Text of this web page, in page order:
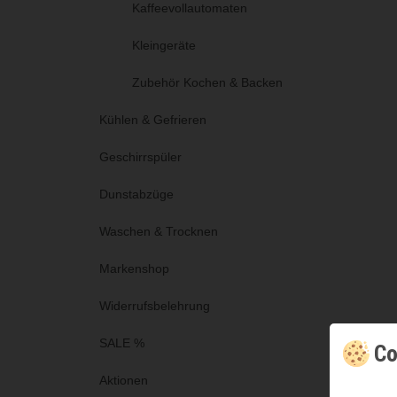
Kaffeevollautomaten
Kleingeräte
Zubehör Kochen & Backen
Kühlen & Gefrieren
Geschirrspüler
Dunstabzüge
Waschen & Trocknen
Markenshop
Widerrufsbelehrung
SALE %
Aktionen